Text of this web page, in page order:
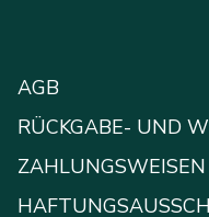
AGB
RÜCKGABE- UND
ZAHLUNGSWEISEN